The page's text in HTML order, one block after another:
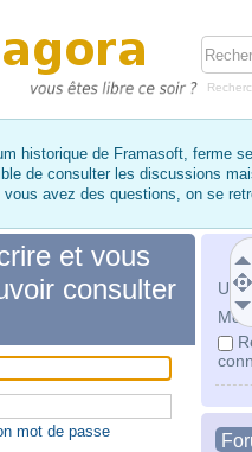
historique de Framasoft, ferme
de consulter les discussions
vous avez des questions, on se
Mot
et vous
consulter
mot de passe